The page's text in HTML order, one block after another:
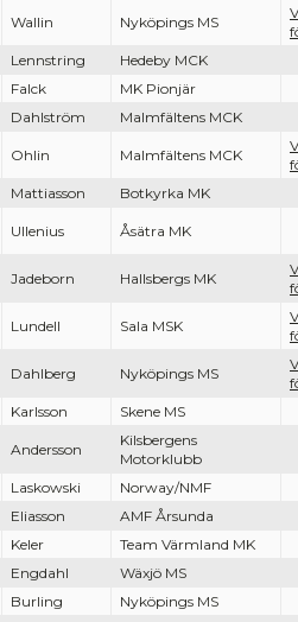
Wallin Nyköpings MS
Lennstring
Hedeby MCK
Falck
MK Pionjär
Dahlström Malmfältens MCK
Ohlin Malmfältens MCK
Mattiasson Botkyrka MK
Ullenius Åsätra MK
Jadeborn Hallsbergs MK
Lundell Sala MSK
Dahlberg Nyköpings MS
Karlsson Skene MS
Andersson
Kilsbergens
Motorklubb
Laskowski
Norway/NMF
Eliasson
AMF Årsunda
Keler
Team Värmland MK
Engdahl
Wäxjö MS
Burling
Nyköpings MS